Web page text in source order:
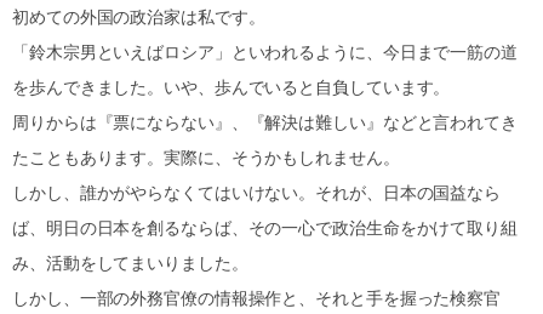
初めての外国の政治家は私です。
「鈴木宗男といえばロシア」といわれるように、今日まで一筋の道
を歩んできました。いや、歩んでいると自負しています。
周りからは『票にならない』、『解決は難しい』などと言われてき
たこともあります。実際に、そうかもしれません。
しかし、誰かがやらなくてはいけない。それが、日本の国益なら
ば、明日の日本を創るならば、その一心で政治生命をかけて取り組
み、活動をしてまいりました。
しかし、一部の外務官僚の情報操作と、それと手を握った検察官